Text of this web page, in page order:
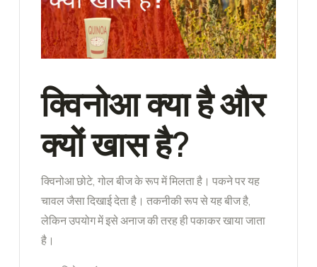
क्विनोआ क्या है और
क्यों खास है?
क्विनोआ छोटे, गोल बीज के रूप में मिलता है। पकने पर यह
चावल जैसा दिखाई देता है। तकनीकी रूप से यह बीज है,
लेकिन उपयोग में इसे अनाज की तरह ही पकाकर खाया जाता
है।